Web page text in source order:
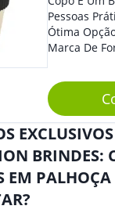
Pessoas
Ótima
Marca De
Empresa
Reuniões
Mesmo Para
BRINDES:
EM